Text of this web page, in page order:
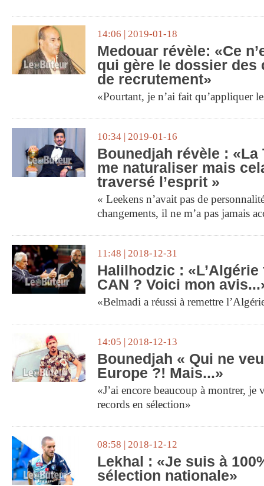
14:06 | 2019-01-18
Medouar révèle: «Ce
qui gère le dossier
de recrutement»
«Pourtant, je n’ai fait qu’appliquer
10:34 | 2019-01-16
Bounedjah révèle :
me naturaliser mais
traversé l’esprit »
« Leekens n’avait pas de
changements, il ne m’a pas jamais
11:48 | 2018-12-31
Halilhodzic :
CAN ? Voici mon
«Belmadi a réussi à remettre
14:05 | 2018-12-13
Bounedjah « Qui ne
Europe ?! Mais...»
«J’ai encore beaucoup à montrer, je
records en sélection»
08:58 | 2018-12-12
Lekhal : «Je suis à
sélection nationale»